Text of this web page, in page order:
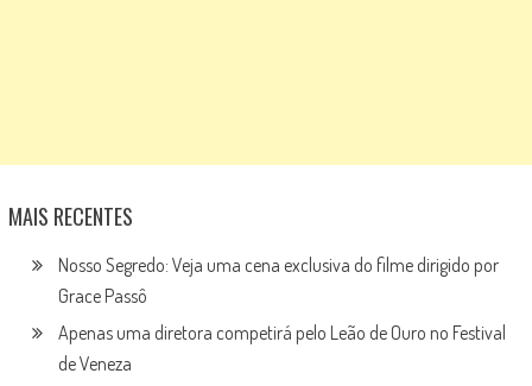
MAIS RECENTES
Nosso Segredo: Veja uma cena exclusiva do filme dirigido por
Grace Passô
Apenas uma diretora competirá pelo Leão de Ouro no Festival
de Veneza